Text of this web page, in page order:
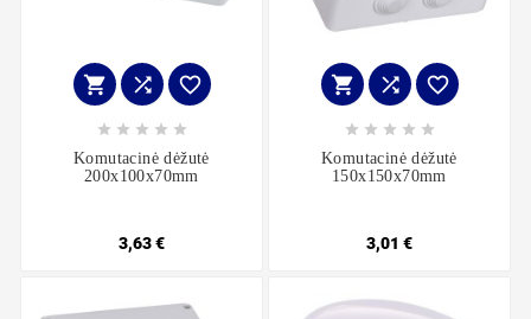
  
    
Komutacinė dėžutė
200x100x70mm
3,63 €
  
    
Komutacinė dėžutė
150x150x70mm
3,01 €